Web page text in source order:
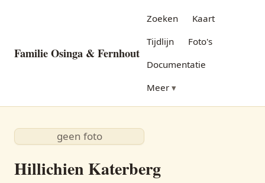
Familie Osinga & Fernhout
Zoeken
Kaart
Tijdlijn
Foto's
Documentatie
Meer
geen foto
Hillichien Katerberg